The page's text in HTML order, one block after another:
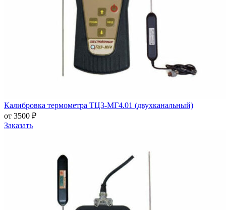
Калибровка термометра ТЦ3-МГ4.01 (двухканальный)
от 3500 ₽
Заказать